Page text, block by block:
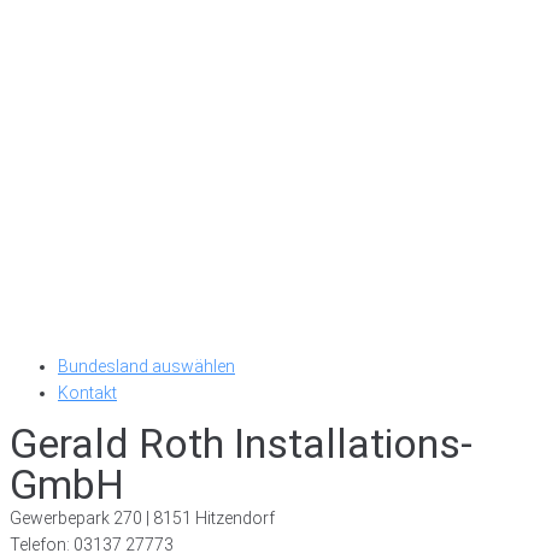
Bundesland auswählen
Kontakt
Gerald Roth Installations-
GmbH
Gewerbepark 270 | 8151 Hitzendorf
Telefon: 03137 27773